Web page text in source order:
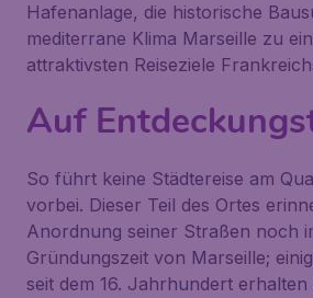
Hafenanlage, die historische
mediterrane Klima Marseille zu
attraktivsten Reiseziele
Auf
So führt keine Städtereise am
vorbei. Dieser Teil des Ortes
Anordnung seiner Straßen noch
Gründungszeit von Marseille;
seit dem 16. Jahrhundert erhalten